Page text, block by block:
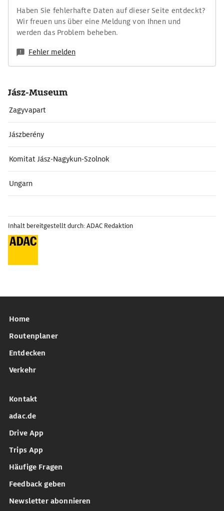
Haben Sie fehlerhafte Daten auf dieser Seite entdeckt?
Wir freuen uns über eine Meldung von Ihnen und
werden das Problem beheben.
Fehler melden
Jász-Museum
Zagyvapart
Jászberény
Komitat Jász-Nagykun-Szolnok
Ungarn
Inhalt bereitgestellt durch: ADAC Redaktion
Home
Routenplaner
Entdecken
Verkehr
Kontakt
adac.de
Drive App
Trips App
Häufige Fragen
Feedback geben
Newsletter abonnieren